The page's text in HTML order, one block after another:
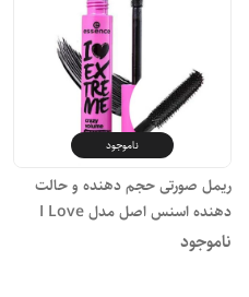
ناموجود
ریمل صورتی حجم دهنده و حالت
دهنده اسنس اصل مدل I Love
Extreme Crazy Volume
ناموجود